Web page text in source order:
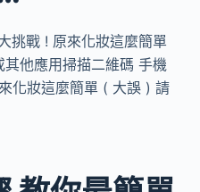
挑戰 ! 原來化妝這麼簡單
他應用掃描二維碼 手機
化妝這麼簡單 ( 大誤 ) 請